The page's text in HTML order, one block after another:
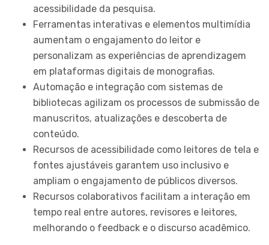
acessibilidade da pesquisa.
Ferramentas interativas e elementos multimídia
aumentam o engajamento do leitor e
personalizam as experiências de aprendizagem
em plataformas digitais de monografias.
Automação e integração com sistemas de
bibliotecas agilizam os processos de submissão de
manuscritos, atualizações e descoberta de
conteúdo.
Recursos de acessibilidade como leitores de tela e
fontes ajustáveis garantem uso inclusivo e
ampliam o engajamento de públicos diversos.
Recursos colaborativos facilitam a interação em
tempo real entre autores, revisores e leitores,
melhorando o feedback e o discurso acadêmico.